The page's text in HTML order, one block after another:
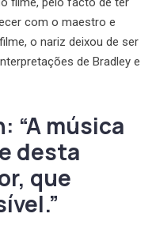
com o maestro e
o nariz deixou de ser
de Bradley e
“A música
desta
que